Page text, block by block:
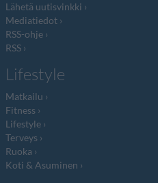
Lähetä uutisvinkki
Mediatiedot
RSS-ohje
RSS
Lifestyle
Matkailu
Fitness
Lifestyle
Terveys
Ruoka
Koti & Asuminen